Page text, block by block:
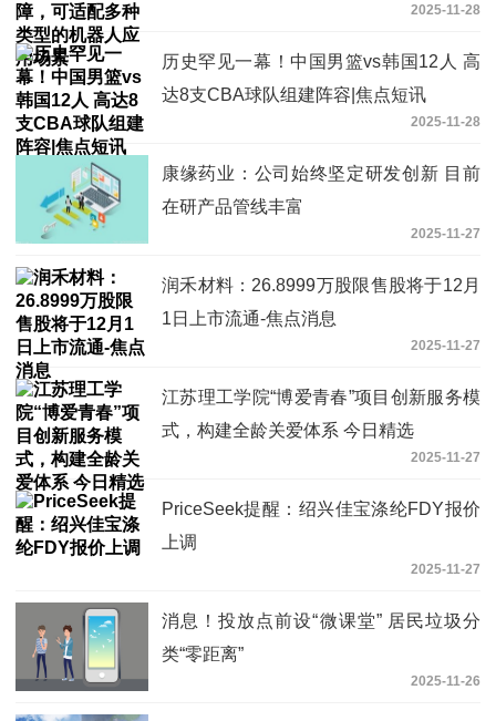
2025-11-28
历史罕见一幕！中国男篮vs韩国12人 高
达8支CBA球队组建阵容|焦点短讯
2025-11-28
康缘药业：公司始终坚定研发创新 目前
在研产品管线丰富
2025-11-27
润禾材料：26.8999万股限售股将于12月
1日上市流通-焦点消息
2025-11-27
江苏理工学院“博爱青春”项目创新服务模
式，构建全龄关爱体系 今日精选
2025-11-27
PriceSeek提醒：绍兴佳宝涤纶FDY报价
上调
2025-11-27
消息！投放点前设“微课堂” 居民垃圾分
类“零距离”
2025-11-26